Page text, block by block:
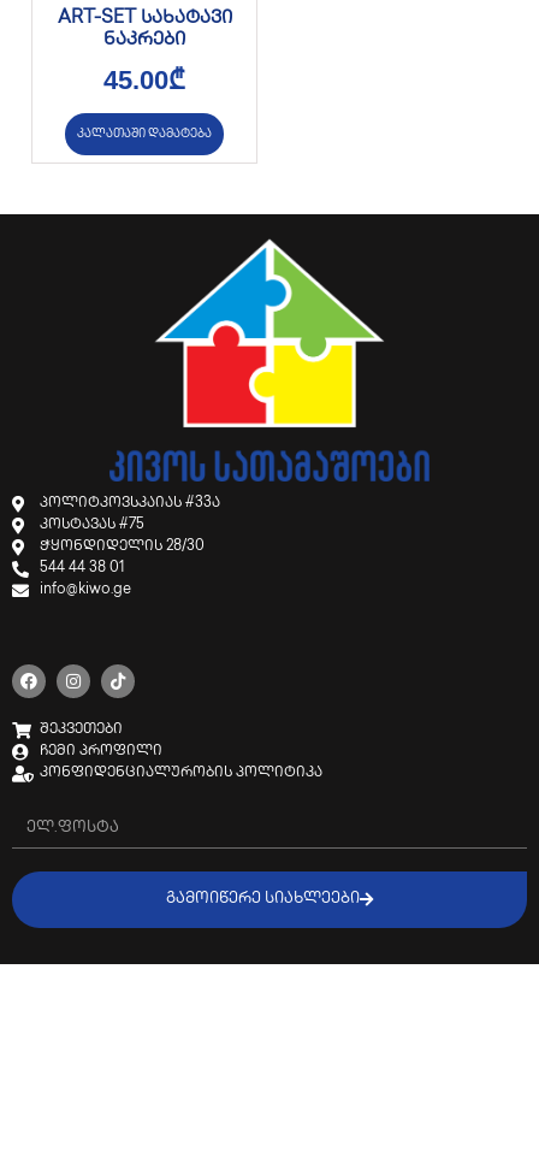
ART-SET სახატავი
ნაკრები
45.00₾
კალათაში დამატება
პოლიტკოვსკაიას #33ა
კოსტავას #75
ჭყონდიდელის 28/30
544 44 38 01
info@kiwo.ge
შეკვეთები
ჩემი პროფილი
კონფიდენციალურობის პოლიტიკა
ᲒᲐᲛᲝᲘᲬᲔᲠᲔ ᲡᲘᲐᲮᲚᲔᲔᲑᲘ